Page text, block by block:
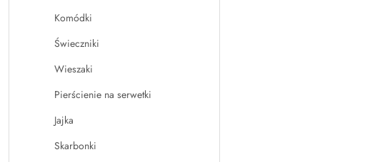
Komódki
Świeczniki
Wieszaki
Pierścienie na serwetki
Jajka
Skarbonki